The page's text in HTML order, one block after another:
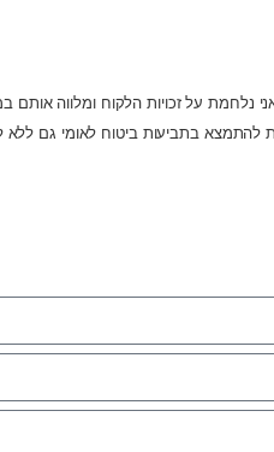
אני נלחמת על זכויות הלקוח ומלווה
בתביעות ביטוח לאומי גם ללא